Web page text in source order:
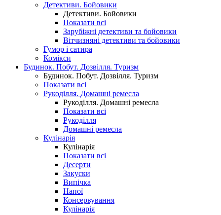
Детективи. Бойовики
Детективи. Бойовики
Показати всі
Зарубіжні детективи та бойовики
Вітчизняні детективи та бойовики
Гумор і сатира
Комікси
Будинок. Побут. Дозвілля. Туризм
Будинок. Побут. Дозвілля. Туризм
Показати всі
Рукоділля. Домашні ремесла
Рукоділля. Домашні ремесла
Показати всі
Рукоділля
Домашні ремесла
Кулінарія
Кулінарія
Показати всі
Десерти
Закуски
Випічка
Напої
Консервування
Кулінарія